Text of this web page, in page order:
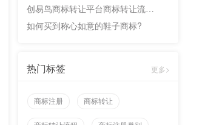
创易鸟商标转让平台商标转让流程说明
如何买到称心如意的鞋子商标?
热门标签 更多>
商标注册 商标转让